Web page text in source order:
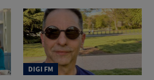
DIGI FM